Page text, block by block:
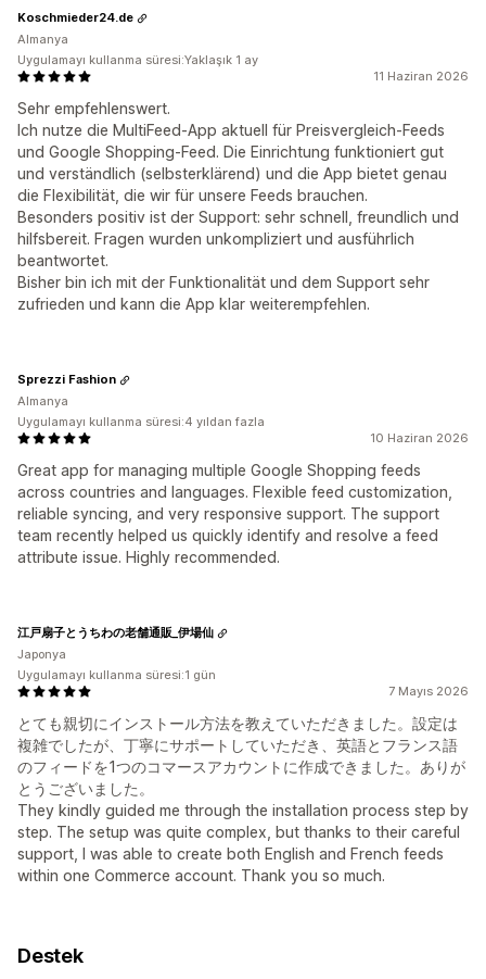
11 Haziran 2026
Sehr empfehlenswert.
Ich nutze die MultiFeed-App aktuell für Preisvergleich-Feeds
und Google Shopping-Feed. Die Einrichtung funktioniert gut
und verständlich (selbsterklärend) und die App bietet genau
die Flexibilität, die wir für unsere Feeds brauchen.
Besonders positiv ist der Support: sehr schnell, freundlich und
hilfsbereit. Fragen wurden unkompliziert und ausführlich
beantwortet.
Bisher bin ich mit der Funktionalität und dem Support sehr
zufrieden und kann die App klar weiterempfehlen.
Koschmieder24.de
Almanya
Uygulamayı kullanma süresi:Yaklaşık 1 ay
10 Haziran 2026
Great app for managing multiple Google Shopping feeds
across countries and languages. Flexible feed customization,
reliable syncing, and very responsive support. The support
team recently helped us quickly identify and resolve a feed
attribute issue. Highly recommended.
Sprezzi Fashion
Almanya
Uygulamayı kullanma süresi:4 yıldan fazla
7 Mayıs 2026
とても親切にインストール方法を教えていただきました。設定は
複雑でしたが、丁寧にサポートしていただき、英語とフランス語
のフィードを1つのコマースアカウントに作成できました。ありが
とうございました。
They kindly guided me through the installation process step by
step. The setup was quite complex, but thanks to their careful
support, I was able to create both English and French feeds
within one Commerce account. Thank you so much.
江戸扇子とうちわの老舗通販_伊場仙
Japonya
Uygulamayı kullanma süresi:1 gün
Destek